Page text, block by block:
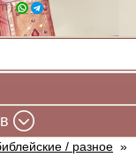
/ разное »